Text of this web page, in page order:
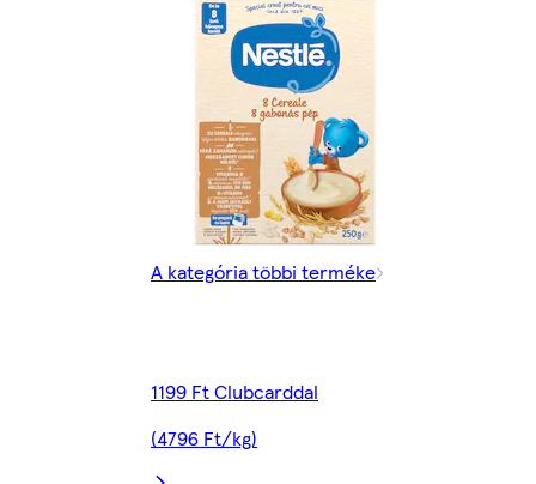
A kategória többi terméke
1199 Ft Clubcarddal
(4796 Ft/kg)